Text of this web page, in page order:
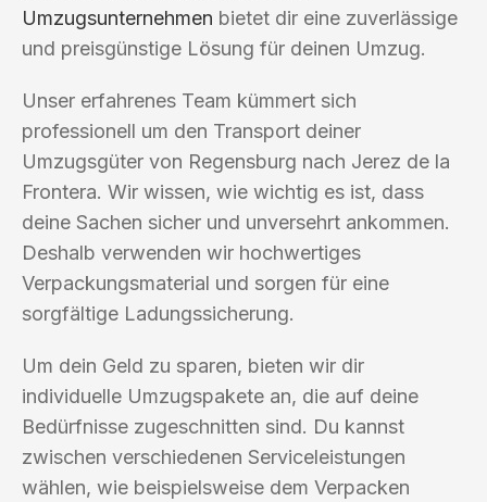
Umzugsunternehmen bietet dir eine zuverlässige
und preisgünstige Lösung für deinen Umzug.
Unser erfahrenes Team kümmert sich
professionell um den Transport deiner
Umzugsgüter von Regensburg nach Jerez de la
Frontera. Wir wissen, wie wichtig es ist, dass
deine Sachen sicher und unversehrt ankommen.
Deshalb verwenden wir hochwertiges
Verpackungsmaterial und sorgen für eine
sorgfältige Ladungssicherung.
Um dein Geld zu sparen, bieten wir dir
individuelle Umzugspakete an, die auf deine
Bedürfnisse zugeschnitten sind. Du kannst
zwischen verschiedenen Serviceleistungen
wählen, wie beispielsweise dem Verpacken